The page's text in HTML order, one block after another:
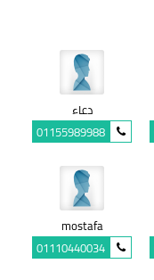
دعاء
01155989988
mostafa
01110440034